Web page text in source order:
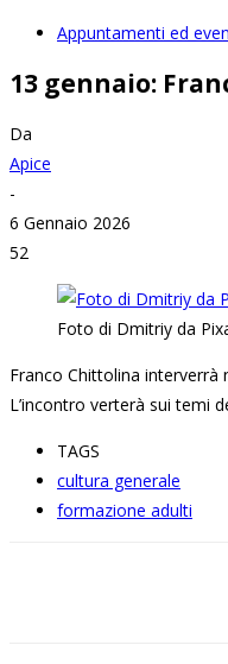
Appuntamenti ed
13 gennaio:
Da
Apice
-
6 Gennaio 2026
52
Foto di Dmitriy da
Franco Chittolina interverrà
L’incontro verterà sui temi
TAGS
cultura generale
formazione adulti